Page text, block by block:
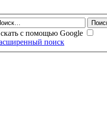
с помощью Google
поиск